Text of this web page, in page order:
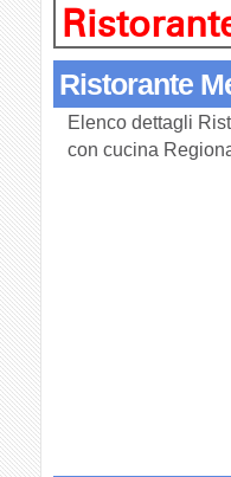
Ristorante
Elenco dettagli
con cucina